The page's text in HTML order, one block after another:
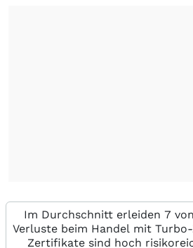
Im Durchschnitt erleiden 7
Verluste beim Handel mit
Zertifikate sind hoch